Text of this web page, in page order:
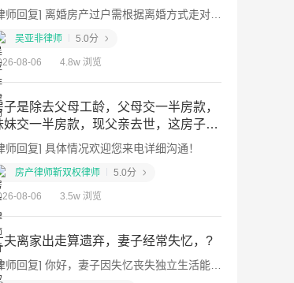
[律师回复] 离婚房产过户需根据离婚方式走对应流程，结合2026年最新政策，具体办理要求如下： 一、分方式办理流程 二、所需核心材料 三、税费与费用标准 四、关键注意事项
母交一半房款，
去世，这房子该
来电详细沟通！
分
子经常失忆，?
[律师回复] 你好，妻子因失忆丧失独立生活能力，丈夫有扶养能力却长期离家、不付生活费不照料，属于遗弃；可起诉索要扶养费，离婚可主张过错赔偿，情节恶劣可提起刑事自诉追究遗弃罪。
何报警?
2026-08-08 3.2w 浏览
老人去世告知子女首饰在抽屉
被家人偷拿走了，都不承认，
2026-08-08 4.4w 浏览
老人去世更名到儿子身上有什